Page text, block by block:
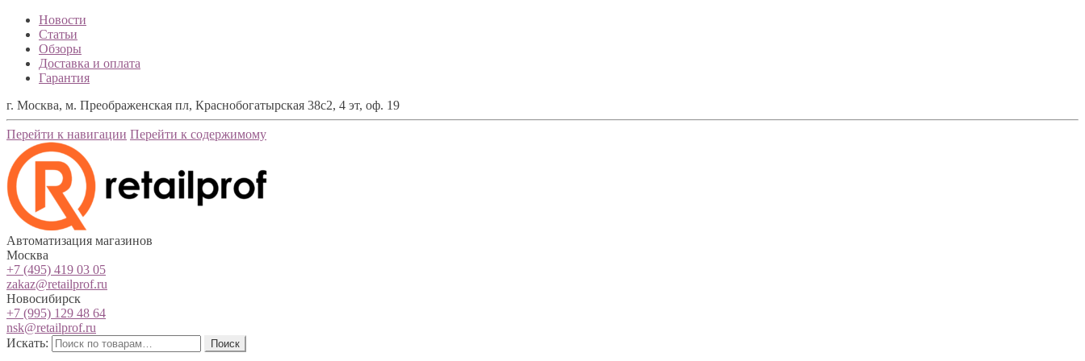
Новости
Статьи
Обзоры
Доставка и оплата
Гарантия
г. Москва, м. Преображенская пл, Краснобогатырская 38с2, 4 эт, оф. 19
Перейти к навигации Перейти к содержимому
Автоматизация магазинов
Москва
+7 (495) 419 03 05
zakaz@retailprof.ru
Новосибирск
+7 (995) 129 48 64
nsk@retailprof.ru
Искать:
Поиск